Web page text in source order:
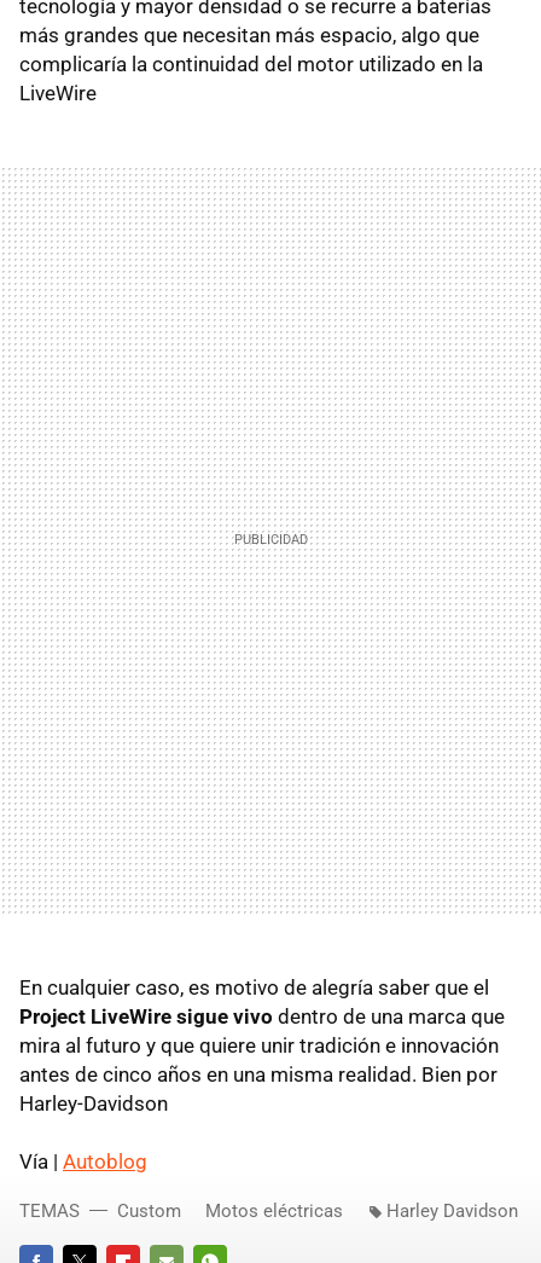
tecnología y mayor densidad o se recurre a baterías
más grandes que necesitan más espacio, algo que
complicaría la continuidad del motor utilizado en la
LiveWire
En cualquier caso, es motivo de alegría saber que el
Project LiveWire sigue vivo dentro de una marca que
mira al futuro y que quiere unir tradición e innovación
antes de cinco años en una misma realidad. Bien por
Harley-Davidson
Vía | Autoblog
TEMAS Custom Motos eléctricas Harley Davidson